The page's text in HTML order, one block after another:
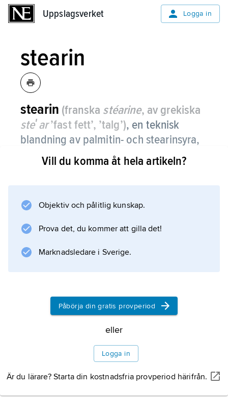
Uppslagsverket Logga in
stearin
stearin (franska stéarine, av grekiska
steʹar’fast fett’, ’talg’), en teknisk
blandning av palmitin- och stearinsyra,
med huvudsaklig användning för
framställning av stearinljus.
Information om artikeln
Vill du komma åt hela artikeln?
Objektiv och pålitlig kunskap.
Prova det, du kommer att gilla det!
Marknadsledare i Sverige.
Påbörja din gratis provperiod
eller
Logga in
Är du lärare? Starta din kostnadsfria provperiod härifrån.